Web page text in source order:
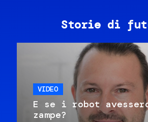
Storie di
VIDEO
E se i robot
zampe?